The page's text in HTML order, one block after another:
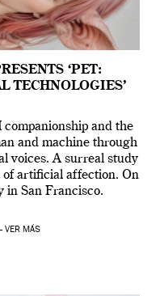
‘PET:
TECHNOLOGIES’
and the
and machine through
voices. A surreal study
of artificial affection. On
in San Francisco.
VER MÁS